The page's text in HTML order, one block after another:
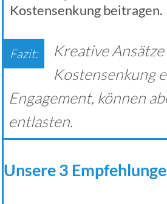
Kostensenkung beitragen.
Kreative
Kostensenkung
Engagement, können
entlasten.
Unsere 3